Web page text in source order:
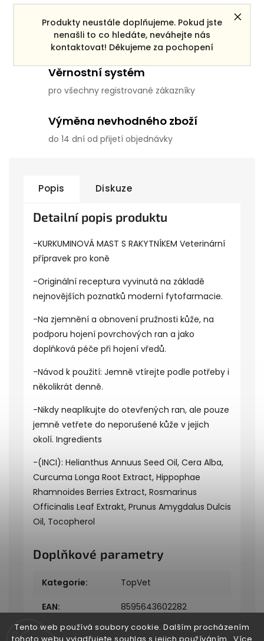
Tento web používá soubory cookie. Dalším procházením
Produkty neustále doplňujeme. Pokud jste
nenašli to co hledáte, neváhejte nás
kontaktovat! Děkujeme za pochopení
Doprava zdarma
pro objednávky po ČR nad 3000 Kč
Věrnostní systém
pro všechny registrované zákazníky
Výměna nevhodného zboží
do 14 dní od přijetí objednávky
Popis Diskuze
Detailní popis produktu
-KURKUMINOVÁ MAST S RAKYTNÍKEM Veterinární
přípravek pro koně
-Originální receptura vyvinutá na základě
nejnovějších poznatků moderní fytofarmacie.
-Na zjemnění a obnovení pružnosti kůže, na
podporu hojení povrchových ran a jako
doplňková péče při hojení vředů.
-Návod k použití: Jemně vtírejte podle potřeby i
několikrát denně.
-Nikdy neaplikujte do otevřených ran, ale pouze
jemně vetřete do neporušené kůže v jejich
okolí. Ingredients
-(INCI): Helianthus Annuus Seed Oil, Cera Alba,
Curcuma Longa Root Extract, Hippophae
Rhamnoides Berries Extract, Rosmarinus
Officinalis Leaf Extrakt, Prunus Amygdalus Dulcis
Oil, Tocopherol
Doplňkové parametry
Kategorie: TopVet
EAN: 8595643602282